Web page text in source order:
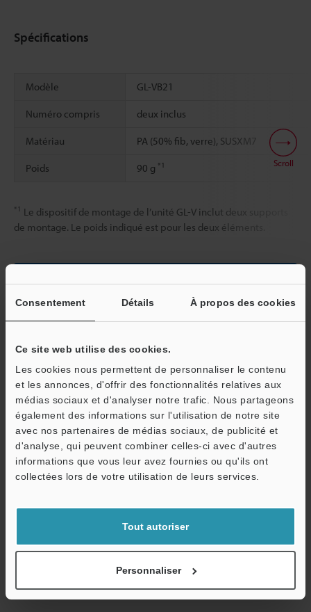
Consentement Détails À propos des cookies
Ce site web utilise des cookies.
Les cookies nous permettent de personnaliser le contenu
et les annonces, d'offrir des fonctionnalités relatives aux
médias sociaux et d'analyser notre trafic. Nous partageons
également des informations sur l'utilisation de notre site
avec nos partenaires de médias sociaux, de publicité et
d'analyse, qui peuvent combiner celles-ci avec d'autres
informations que vous leur avez fournies ou qu'ils ont
collectées lors de votre utilisation de leurs services.
Tout autoriser
Personnaliser
Spécifications
Modèle GL-VB21
Numéro compris deux inclus
Matériau PA (50% fib, verre), SUSXM7
Poids 90 g *1
*1 Le dispositif de montage de l’unité GL-V inclut deux supports
de montage. Le poids indiqué est pour les deux éléments.
Scroll
Autres modèles
Télécharger le catalogue
Fiche technique (PDF)
Logiciel